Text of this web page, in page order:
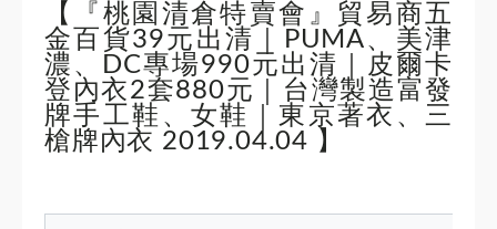
【『桃園清倉特賣會』貿易商五
金百貨39元出清｜PUMA、美津
濃、DC專場990元出清｜皮爾卡
登內衣2套880元｜台灣製造富發
牌手工鞋、女鞋｜東京著衣、三
槍牌內衣 2019.04.04 】